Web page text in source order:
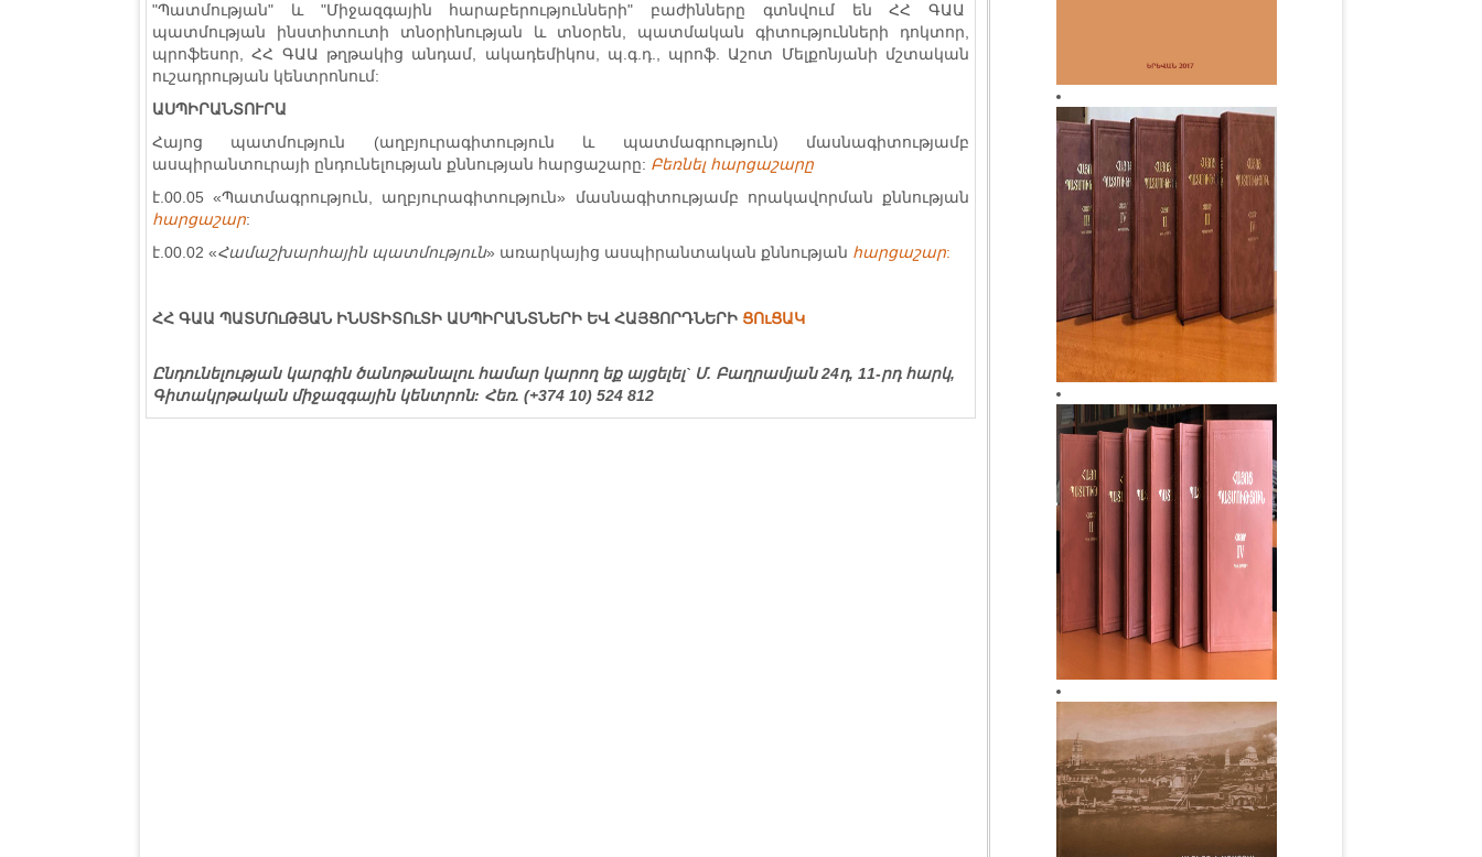
"Պատմության" և "Միջազգային հարաբերությունների" բաժինները գտնվում են ՀՀ ԳԱԱ
պատմության ինստիտուտի տնօրինության և տնօրեն, պատմական գիտությունների դոկտոր,
պրոֆեսոր, ՀՀ ԳԱԱ թղթակից անդամ, ակադեմիկոս, պ.գ.դ., պրոֆ. Աշոտ Մելքոնյանի մշտական
ուշադրության կենտրոնում:
ԱՍՊԻՐԱՆՏՈՒՐԱ
Հայոց պատմություն (աղբյուրագիտություն և պատմագրություն) մասնագիտությամբ
ասպիրանտուրայի ընդունելության քննության հարցաշարը: Բեռնել հարցաշարը
է.00.05 «Պատմագրություն, աղբյուրագիտություն» մասնագիտությամբ որակավորման քննության
հարցաշար:
է.00.02 «Համաշխարհային պատմություն» առարկայից ասպիրանտական քննության հարցաշար:
ՀՀ ԳԱԱ ՊԱՏՄՈւԹՅԱՆ ԻՆՍՏԻՏՈւՏԻ ԱՍՊԻՐԱՆՏՆԵՐԻ ԵՎ ՀԱՅՑՈՐԴՆԵՐԻ ՑՈւՑԱԿ
Ընդունելության կարգին ծանոթանալու համար կարող եք այցելել` Մ. Բաղրամյան 24դ, 11-րդ հարկ,
Գիտակրթական միջազգային կենտրոն: Հեռ. (+374 10) 524 812